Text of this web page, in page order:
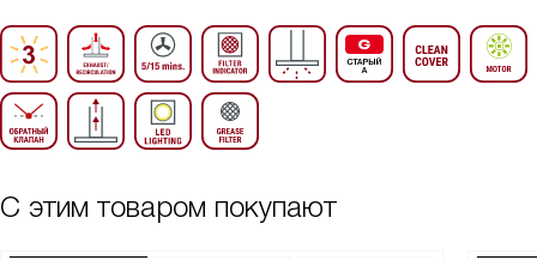
С этим товаром покупают